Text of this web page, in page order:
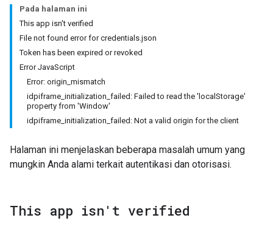
Pada halaman ini
This app isn't verified
File not found error for credentials.json
Token has been expired or revoked
Error JavaScript
Error: origin_mismatch
idpiframe_initialization_failed: Failed to read the 'localStorage'
property from 'Window'
idpiframe_initialization_failed: Not a valid origin for the client
Halaman ini menjelaskan beberapa masalah umum yang
mungkin Anda alami terkait autentikasi dan otorisasi.
This app isn't verified